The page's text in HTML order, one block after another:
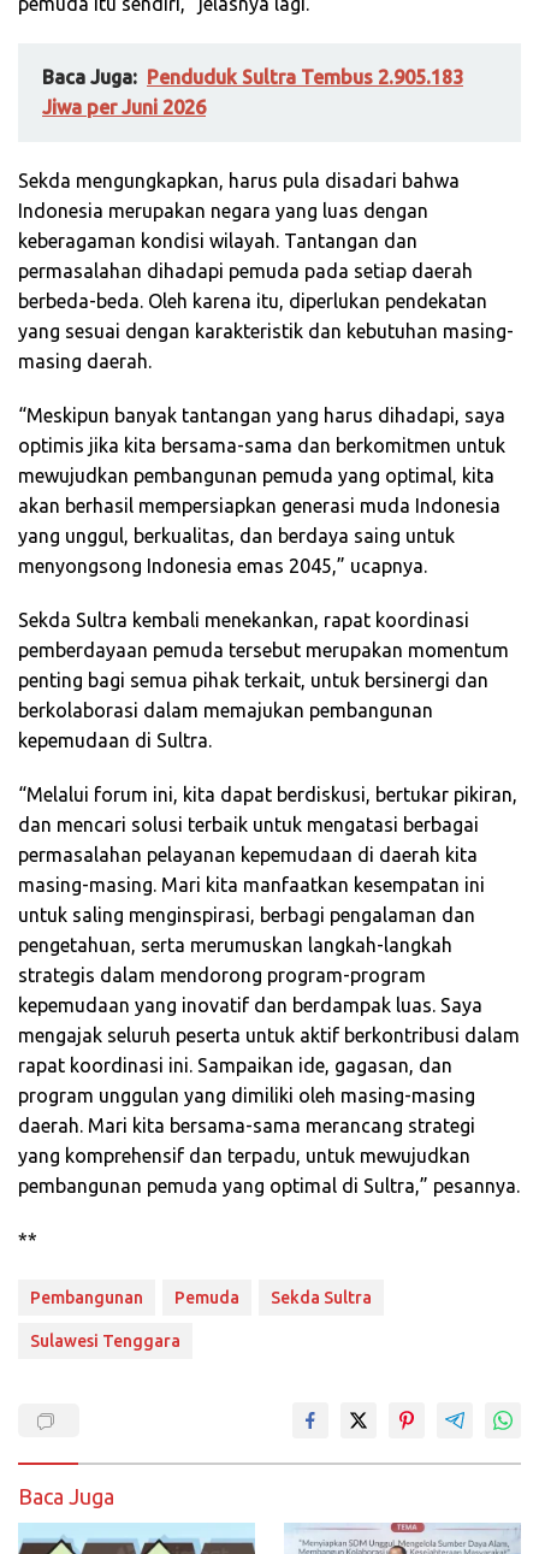
Baca Juga:
Penduduk Sultra Tembus 2.905.183
Jiwa per Juni 2026
Sekda mengungkapkan, harus pula disadari bahwa
Indonesia merupakan negara yang luas dengan
keberagaman kondisi wilayah. Tantangan dan
permasalahan dihadapi pemuda pada setiap daerah
berbeda-beda. Oleh karena itu, diperlukan pendekatan
yang sesuai dengan karakteristik dan kebutuhan masing-
masing daerah.
“Meskipun banyak tantangan yang harus dihadapi, saya
optimis jika kita bersama-sama dan berkomitmen untuk
mewujudkan pembangunan pemuda yang optimal, kita
akan berhasil mempersiapkan generasi muda Indonesia
yang unggul, berkualitas, dan berdaya saing untuk
menyongsong Indonesia emas 2045,” ucapnya.
Sekda Sultra kembali menekankan, rapat koordinasi
pemberdayaan pemuda tersebut merupakan momentum
penting bagi semua pihak terkait, untuk bersinergi dan
berkolaborasi dalam memajukan pembangunan
kepemudaan di Sultra.
“Melalui forum ini, kita dapat berdiskusi, bertukar pikiran,
dan mencari solusi terbaik untuk mengatasi berbagai
permasalahan pelayanan kepemudaan di daerah kita
masing-masing. Mari kita manfaatkan kesempatan ini
untuk saling menginspirasi, berbagi pengalaman dan
pengetahuan, serta merumuskan langkah-langkah
strategis dalam mendorong program-program
kepemudaan yang inovatif dan berdampak luas. Saya
mengajak seluruh peserta untuk aktif berkontribusi dalam
rapat koordinasi ini. Sampaikan ide, gagasan, dan
program unggulan yang dimiliki oleh masing-masing
daerah. Mari kita bersama-sama merancang strategi
yang komprehensif dan terpadu, untuk mewujudkan
pembangunan pemuda yang optimal di Sultra,” pesannya.
**
Pembangunan Pemuda Sekda Sultra
Sulawesi Tenggara
Baca Juga